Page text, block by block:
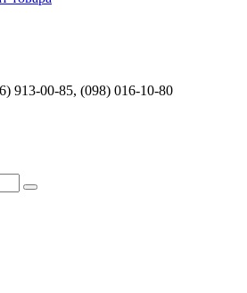
913-00-85, (098) 016-10-80